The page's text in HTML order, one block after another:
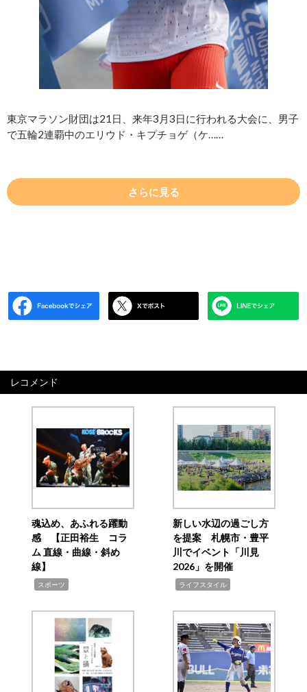
東京マラソン財団は21日、来年3月3日に行われる大会に、男子
で五輪2連覇中のエリウド・キプチョゲ（ケ……
さらに見る
レコメンド
魂込め、あふれる躍動
感 【正田裕生 コラ
ム 直線・曲線・斜め
線】
スポーツ
新しい水辺の過ごし方
を提案 札幌市・豊平
川でイベント「川見
2026」を開催
ライフスタイル